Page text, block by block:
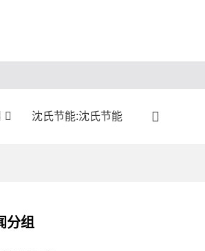
沈氏节能:沈氏节能
分组